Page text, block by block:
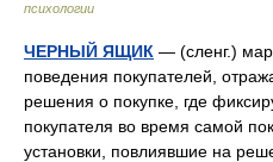
психологии
ЧЕРНЫЙ ЯЩИК — (сленг.)
поведения покупателей,
решения о покупке, где
покупателя во время самой
установки, повлиявшие на